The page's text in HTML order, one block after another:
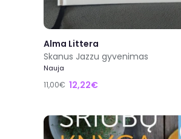
Alma Littera
Skanus Jazzu gyvenimas
Nauja
11,00€ 12,22€